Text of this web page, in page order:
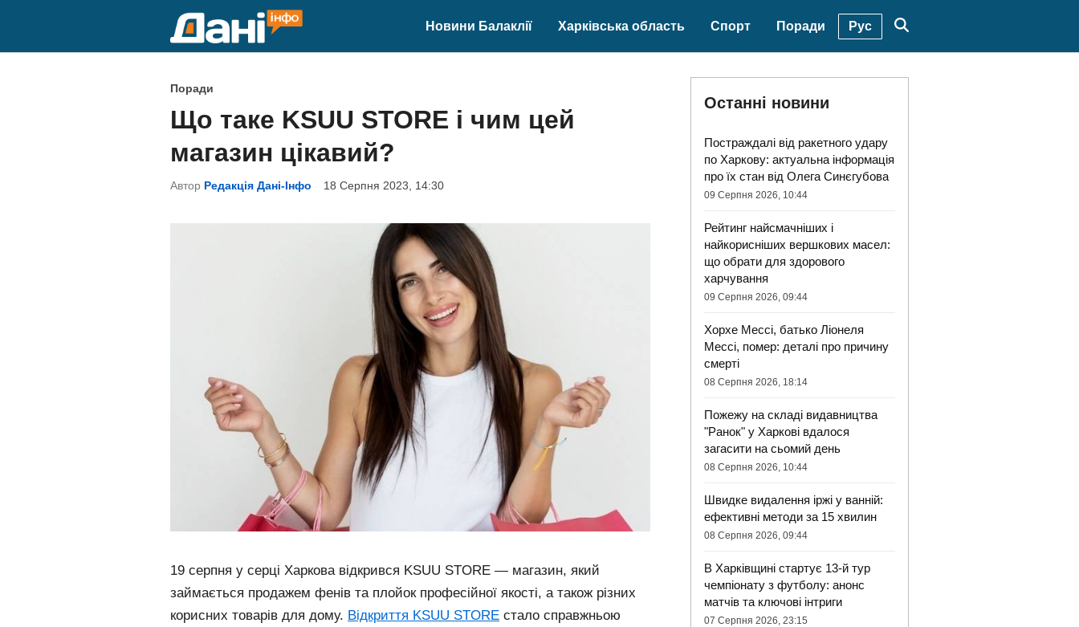
Новини Балаклії Харківська область Спорт Поради Рус
P
o
s
Поради
Що таке KSUU STORE і чим цей
магазин цікавий?
Автор Редакція Дані-Інфо 18 Серпня 2023, 14:30
19 серпня у серці Харкова відкрився KSUU STORE — магазин, який
займається продажем фенів та плойок професійної якості, а також різних
корисних товарів для дому. Відкриття KSUU STORE стало справжньою
Останні новини
Постраждалі від ракетного удару
по Харкову: актуальна інформація
про їх стан від Олега Синєгубова
09 Серпня 2026, 10:44
Рейтинг найсмачніших і
найкорисніших вершкових масел:
що обрати для здорового
харчування
09 Серпня 2026, 09:44
Хорхе Мессі, батько Ліонеля
Мессі, помер: деталі про причину
смерті
08 Серпня 2026, 18:14
Пожежу на складі видавництва
"Ранок" у Харкові вдалося
загасити на сьомий день
08 Серпня 2026, 10:44
Швидке видалення іржі у ванній:
ефективні методи за 15 хвилин
08 Серпня 2026, 09:44
В Харківщині стартує 13-й тур
чемпіонату з футболу: анонс
матчів та ключові інтриги
07 Серпня 2026, 23:15